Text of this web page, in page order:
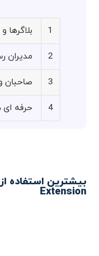
1 بلاگرها
2 مدیران
3
4 حرفه ای
Extension